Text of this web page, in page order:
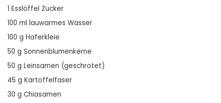
1 Esslöffel Zucker
100 ml lauwarmes Wasser
100 g Haferkleie
50 g Sonnenblumenkerne
50 g Leinsamen (geschrotet)
45 g Kartoffelfaser
30 g Chiasamen